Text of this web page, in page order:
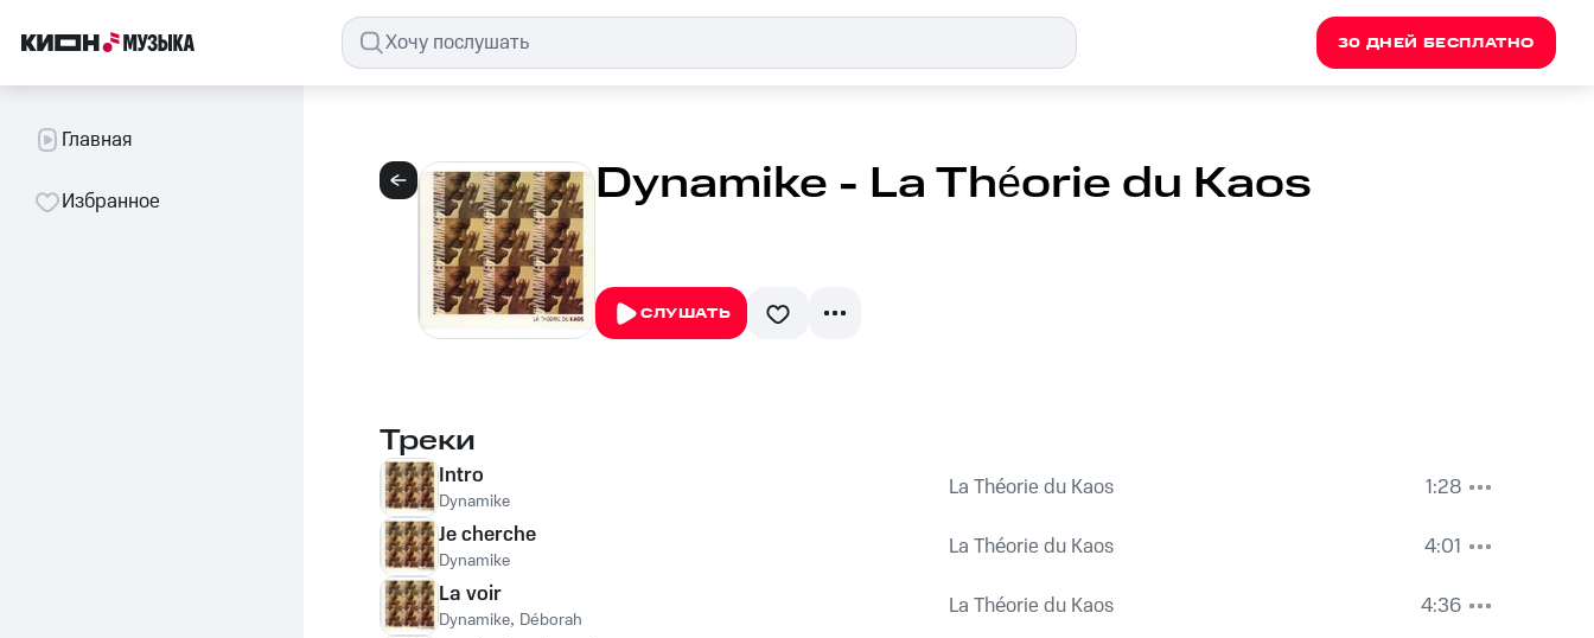
30 ДНЕЙ БЕСПЛАТНО
Главная
Избранное Dynamike - La Théorie du Kaos
СЛУШАТЬ
Треки
Intro
Dynamike La Théorie du Kaos
1:28
Je cherche
Dynamike La Théorie du Kaos
4:01
La voir
Dynamike, Déborah La Théorie du Kaos
4:36